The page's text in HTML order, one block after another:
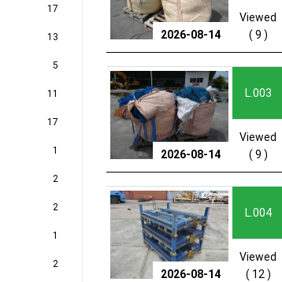
17
13
5
11
17
1
2
2
1
2
2026-08-14
Viewed
( 9 )
2026-08-14
L.003
Viewed
( 9 )
2026-08-14
L.004
Viewed
( 12 )